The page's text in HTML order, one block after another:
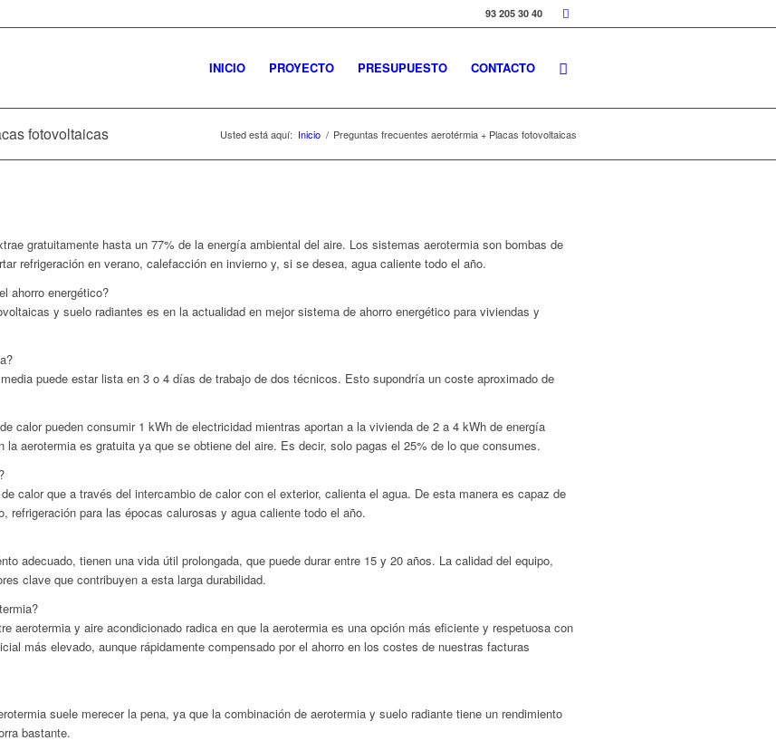
93 205 30 40
INICIO PROYECTO PRESUPUESTO CONTACTO
fotovoltaicas Usted está aquí: Inicio / Preguntas frecuentes aerotérmia + Placas fotovoltaicas
gratuitamente hasta un 77% de la energía ambiental del aire. Los sistemas aerotermia son bombas de
refrigeración en verano, calefacción en invierno y, si se desea, agua caliente todo el año.
ahorro energético?
y suelo radiantes es en la actualidad en mejor sistema de ahorro energético para viviendas y
puede estar lista en 3 o 4 días de trabajo de dos técnicos. Esto supondría un coste aproximado de
calor pueden consumir 1 kWh de electricidad mientras aportan a la vivienda de 2 a 4 kWh de energía
aerotermia es gratuita ya que se obtiene del aire. Es decir, solo pagas el 25% de lo que consumes.
calor que a través del intercambio de calor con el exterior, calienta el agua. De esta manera es capaz de
refrigeración para las épocas calurosas y agua caliente todo el año.
adecuado, tienen una vida útil prolongada, que puede durar entre 15 y 20 años. La calidad del equipo,
clave que contribuyen a esta larga durabilidad.
aerotermia y aire acondicionado radica en que la aerotermia es una opción más eficiente y respetuosa con
más elevado, aunque rápidamente compensado por el ahorro en los costes de nuestras facturas
suele merecer la pena, ya que la combinación de aerotermia y suelo radiante tiene un rendimiento
bastante.